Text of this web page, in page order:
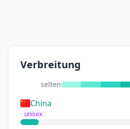
Verbreitung
selten
China
unisex